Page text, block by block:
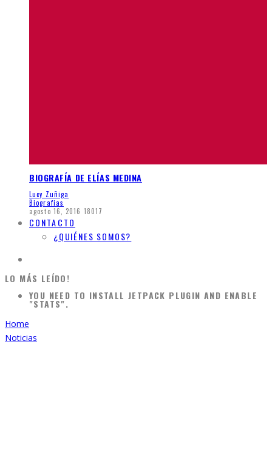
BIOGRAFÍA DE ELÍAS MEDINA
Lucy Zuñiga
Biografias
agosto 16, 2016 18017
CONTACTO
¿QUIÉNES SOMOS?
LO MÁS LEÍDO!
YOU NEED TO INSTALL JETPACK PLUGIN AND ENABLE
"STATS".
Home
Noticias